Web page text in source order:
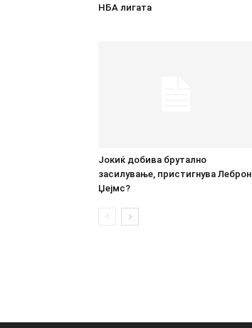
НБА лигата
Јокиќ добива брутално
засилување, пристигнува Леброн
Џејмс?